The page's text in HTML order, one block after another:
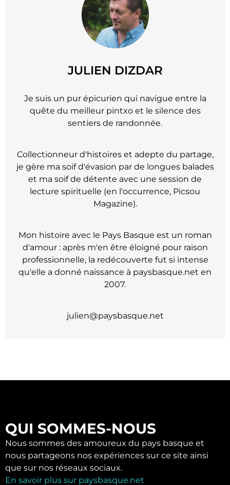
JULIEN DIZDAR
Je suis un pur épicurien qui navigue entre la
quête du meilleur pintxo et le silence des
sentiers de randonnée.
Collectionneur d'histoires et adepte du partage,
je gère ma soif d'évasion par de longues balades
et ma soif de détente avec une session de
lecture spirituelle (en l'occurrence, Picsou
Magazine).
Mon histoire avec le Pays Basque est un roman
d'amour : après m'en être éloigné pour raison
professionnelle, la redécouverte fut si intense
qu'elle a donné naissance à paysbasque.net en
2007.
julien@paysbasque.net
QUI SOMMES-NOUS
Nous sommes des amoureux du pays basque et
nous partageons nos expériences sur ce site ainsi
que sur nos réseaux sociaux.
En savoir plus sur paysbasque.net